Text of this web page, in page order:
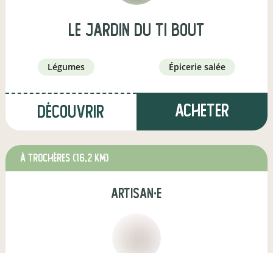
Le jardin du Ti bout
légumes épicerie salée
Découvrir Acheter
à Trochères (16,2 km)
artisan·e